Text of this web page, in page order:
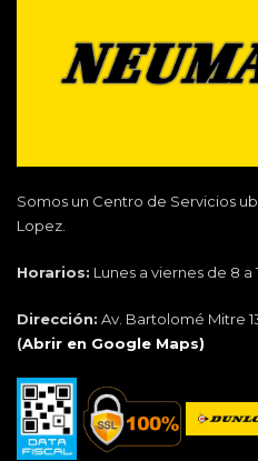
Somos un Centro de Servicios
Lopez.
Horarios: Lunes a viernes de 8 a
Dirección: Av. Bartolomé Mitre
(Abrir en Google Maps)